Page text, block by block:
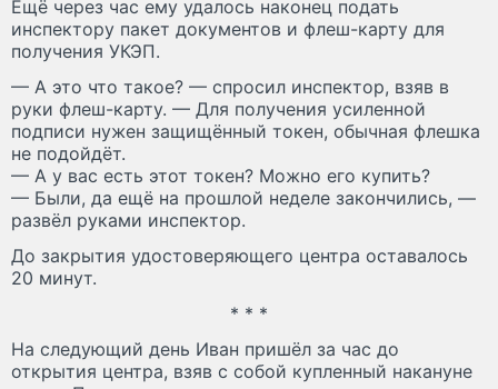
Ещё через час ему удалось наконец подать
инспектору пакет документов и флеш-карту для
получения УКЭП.
— А это что такое? — спросил инспектор, взяв в
руки флеш-карту. — Для получения усиленной
подписи нужен защищённый токен, обычная флешка
не подойдёт.
— А у вас есть этот токен? Можно его купить?
— Были, да ещё на прошлой неделе закончились, —
развёл руками инспектор.
До закрытия удостоверяющего центра оставалось
20 минут.
* * *
На следующий день Иван пришёл за час до
открытия центра, взяв с собой купленный накануне